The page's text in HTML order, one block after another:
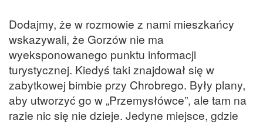
Dodajmy, że w rozmowie z nami mieszkańcy
wskazywali, że Gorzów nie ma
wyeksponowanego punktu informacji
turystycznej. Kiedyś taki znajdował się w
zabytkowej bimbie przy Chrobrego. Były plany,
aby utworzyć go w „Przemysłówce”, ale tam na
razie nic się nie dzieje. Jedyne miejsce, gdzie